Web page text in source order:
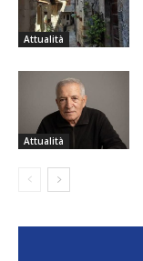
Attualità
Attualità